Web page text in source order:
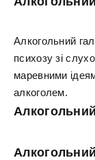
Алкогольний
психозу зі
маревними
алкоголем.